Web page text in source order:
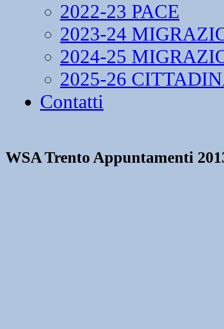
2022-23 PACE
2023-24
2024-25
2025-26
Contatti
WSA Trento Appuntamenti